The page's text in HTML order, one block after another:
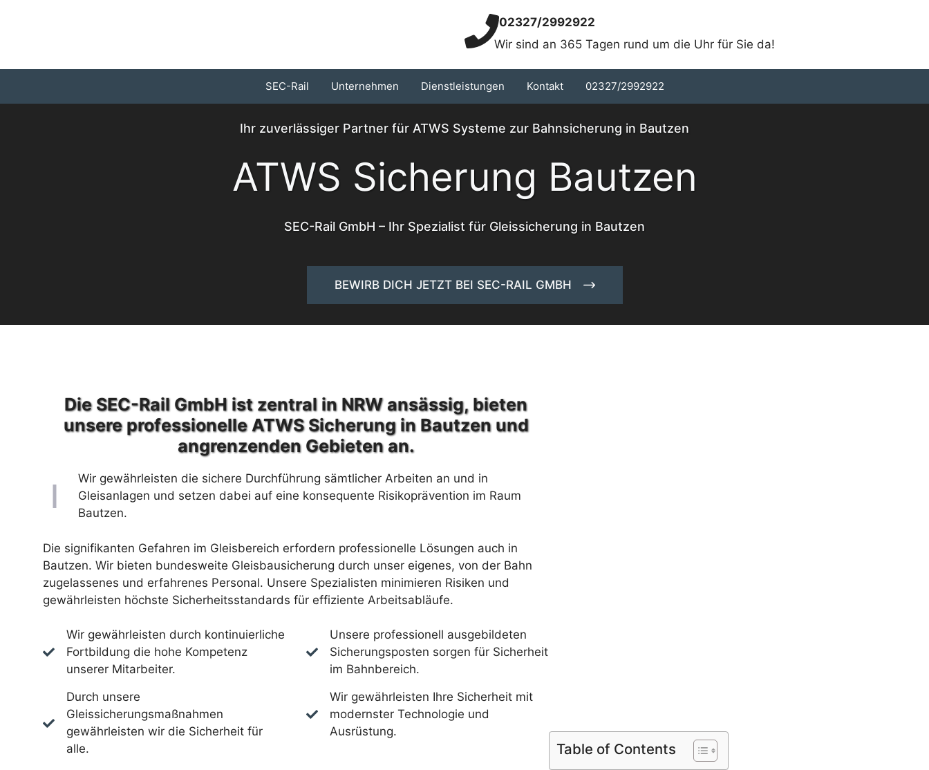
02327/2992922
Wir sind an 365 Tagen rund um die Uhr für Sie da!
SEC-Rail Unternehmen Dienstleistungen Kontakt 02327/2992922
Ihr zuverlässiger Partner für ATWS Systeme zur Bahnsicherung in Bautzen
ATWS Sicherung Bautzen
SEC-Rail GmbH – Ihr Spezialist für Gleissicherung in Bautzen
BEWIRB DICH JETZT BEI SEC-RAIL GMBH
Die SEC-Rail GmbH ist zentral in NRW ansässig, bieten
unsere professionelle ATWS Sicherung in Bautzen und
angrenzenden Gebieten an.
Wir gewährleisten die sichere Durchführung sämtlicher Arbeiten an und in
Gleisanlagen und setzen dabei auf eine konsequente Risikoprävention im Raum
Bautzen.
Die signifikanten Gefahren im Gleisbereich erfordern professionelle Lösungen auch in
Bautzen. Wir bieten bundesweite Gleisbausicherung durch unser eigenes, von der Bahn
zugelassenes und erfahrenes Personal. Unsere Spezialisten minimieren Risiken und
gewährleisten höchste Sicherheitsstandards für effiziente Arbeitsabläufe.
Wir gewährleisten durch kontinuierliche
Fortbildung die hohe Kompetenz
unserer Mitarbeiter.
Durch unsere
Gleissicherungsmaßnahmen
gewährleisten wir die Sicherheit für
alle.
Unsere professionell ausgebildeten
Sicherungsposten sorgen für Sicherheit
im Bahnbereich.
Wir gewährleisten Ihre Sicherheit mit
modernster Technologie und
Ausrüstung.
Table of Contents